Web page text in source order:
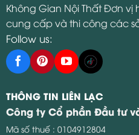
Không Gian Nội Thất Đơn
cung cấp và thi công các
Follow us:
THÔNG TIN LIÊN LẠC
Công ty Cổ phần Đầu tư
Mã số thuế : 0104912804